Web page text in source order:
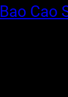
Bao Cao